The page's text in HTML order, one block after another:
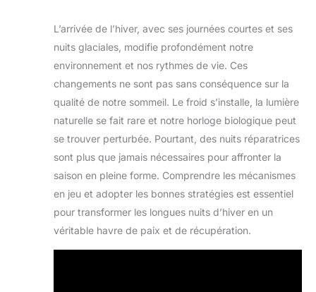
L’arrivée de l’hiver, avec ses journées courtes et ses
nuits glaciales, modifie profondément notre
environnement et nos rythmes de vie. Ces
changements ne sont pas sans conséquence sur la
qualité de notre sommeil. Le froid s’installe, la lumière
naturelle se fait rare et notre horloge biologique peut
se trouver perturbée. Pourtant, des nuits réparatrices
sont plus que jamais nécessaires pour affronter la
saison en pleine forme. Comprendre les mécanismes
en jeu et adopter les bonnes stratégies est essentiel
pour transformer les longues nuits d’hiver en un
véritable havre de paix et de récupération.